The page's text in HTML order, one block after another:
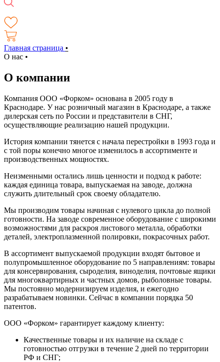
Главная страница •
О нас •
О компании
Компания ООО «Форком» основана в 2005 году в
Краснодаре. У нас розничный магазин в Краснодаре, а также
дилерская сеть по России и представители в СНГ,
осуществляющие реализацию нашей продукции.
История компании тянется с начала перестройки в 1993 года и
с той поры конечно многое изменилось в ассортименте и
производственных мощностях.
Неизменными остались лишь ценности и подход к работе:
каждая единица товара, выпускаемая на заводе, должна
служить длительный срок своему обладателю.
Мы производим товары начиная с нулевого цикла до полной
готовности. На заводе современное оборудование с широкими
возможностями для раскроя листового металла, обработки
деталей, электроплазменной полировки, покрасочных работ.
В ассортимент выпускаемой продукции входят бытовое и
полупромышленное оборудование по 5 направлениям: товары
для консервирования, сыроделия, виноделия, почтовые ящики
для многоквартирных и частных домов, рыболовные товары.
Мы постоянно модернизируем изделия, и ежегодно
разрабатываем новинки. Сейчас в компании порядка 50
патентов.
ООО «Форком» гарантирует каждому клиенту:
Качественные товары и их наличие на складе с
готовностью отгрузки в течение 2 дней по территории
РФ и СНГ;